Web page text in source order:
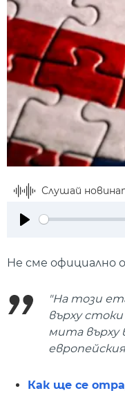
Слушай
Не сме официално
"На този
върху
мита върху
Как ще се